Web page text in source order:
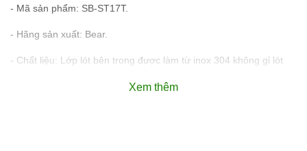
- Mã sản phẩm: SB-ST17T.
- Hãng sản xuất: Bear.
- Chất liệu: Lớp lót bên trong được làm từ inox 304 không gỉ lót
Xem thêm